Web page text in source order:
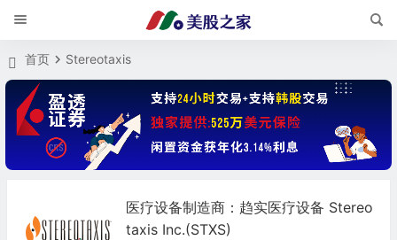
首页 Stereotaxis
医疗设备制造商：趋实医疗设备 Stereo
taxis Inc.(STXS)